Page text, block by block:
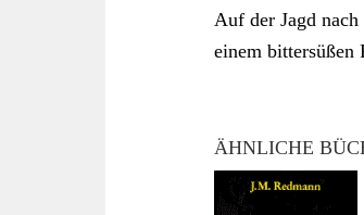
Auf der Jagd
einem bittersüßen
ÄHNLICHE